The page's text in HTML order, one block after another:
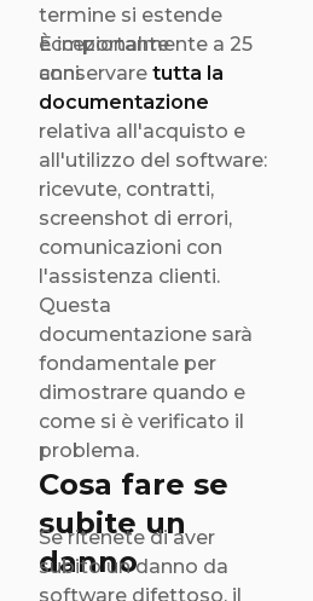
termine si estende
eccezionalmente a 25
anni.
È importante
conservare tutta la
documentazione
relativa all'acquisto e
all'utilizzo del software:
ricevute, contratti,
screenshot di errori,
comunicazioni con
l'assistenza clienti.
Questa
documentazione sarà
fondamentale per
dimostrare quando e
come si è verificato il
problema.
Cosa fare se
subite un
danno
Se ritenete di aver
subito un danno da
software difettoso, il